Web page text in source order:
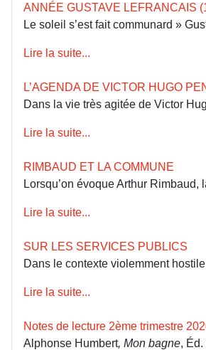
ANNÉE GUSTAVE LEFRANCAIS
Le soleil s’est fait communard »
Lire la suite...
L’AGENDA DE VICTOR HUGO
Dans la vie très agitée de Victor
Lire la suite...
RIMBAUD ET LA COMMUNE
Lorsqu’on évoque Arthur
Lire la suite...
SUR LES SERVICES PUBLICS
Dans le contexte violemment
Lire la suite...
Notes de lecture 2ème trimestre
Alphonse Humbert, Mon bagne,